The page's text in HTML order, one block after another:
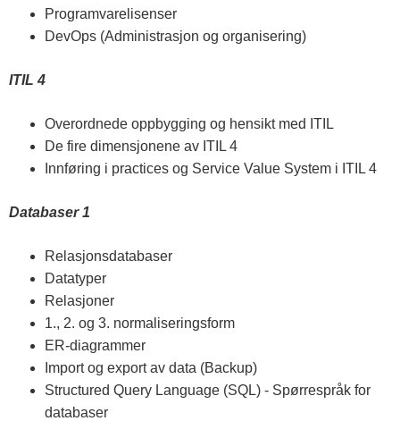
Programvarelisenser
DevOps (Administrasjon og organisering)
ITIL 4
Overordnede oppbygging og hensikt med ITIL
De fire dimensjonene av ITIL 4
Innføring i practices og Service Value System i ITIL 4
Databaser 1
Relasjonsdatabaser
Datatyper
Relasjoner
1., 2. og 3. normaliseringsform
ER-diagrammer
Import og export av data (Backup)
Structured Query Language (SQL) - Spørrespråk for
databaser